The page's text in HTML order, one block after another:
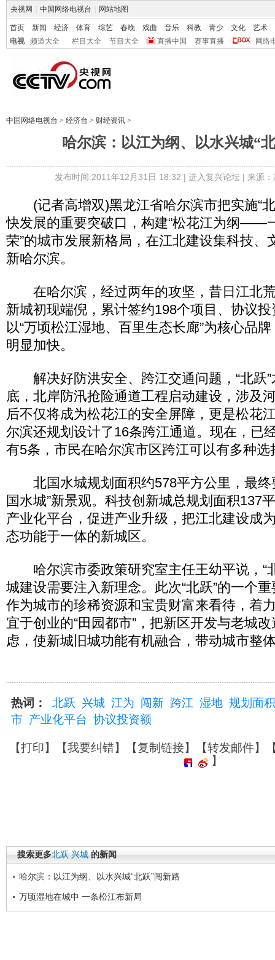
央视网 中国网络电视台 网站地图
首页 新闻 经济 体育 综艺 春晚 戏曲 音乐 科教 青少 文化
艺术
电视
频道大全 栏目大全 节目大全 直播中国 赛事直播 网络
中国网络电视台 > 经济台 > 财经资讯 >
哈尔滨：以江为纲、以水兴城“
发布时间:2011年12月31日 18:32 | 进入复兴论坛| 来源
(记者高增双)黑龙江省哈尔滨市把实施“北
快发展的重要突破口，构建“松花江为纲——
荣”的城市发展新格局，在江北建设集科技、
新哈尔滨。
在哈尔滨，经过两年的攻坚，昔日江北
新城初现端倪，累计签约198个项目、协议
以“万顷松江湿地、百里生态长廊”为核心品
明显加快。
解决好防洪安全、跨江交通问题，“北跃”
底，北岸防汛抢险通道工程启动建设，涉及
后不仅将成为松花江的安全屏障，更是松花
尔滨还规划设计了16条跨江通道。现在，已
有5条，市民在哈尔滨市区跨江可以有多种选
北国水城规划面积约578平方公里，最终
国水城”新景观。科技创新城总规划面积137
产业化平台，促进产业升级，把江北建设成
态功能于一体的新城区。
哈尔滨市委政策研究室主任王幼平说，“
城建设需要注入新理念。此次“北跃”的一个
作为城市的珍稀资源和宝贵财富来看待，着
宜于创业的“田园都市”，把新区开发与老城
虑，使新城旧城功能有机融合，带动城市整
热词： 北跃 兴城 江为 闯新 跨江 湿地 规划面积
市 产业化平台 协议投资额
【打印】【我要纠错】【复制链接】【转发邮件】
】
搜索更多北跃 兴城 的新闻
哈尔滨：以江为纲、以水兴城“北跃”闯新路
万顷湿地在城中 一条松江布新局